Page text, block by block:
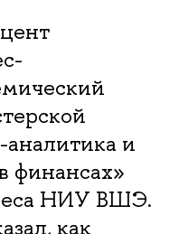
и
финансах»
НИУ ВШЭ.
как